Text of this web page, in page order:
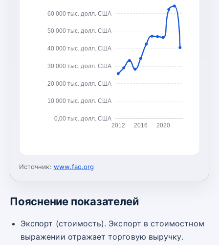
0,00 тыс. долл. США
10 000 тыс. долл. США
20 000 тыс. долл. США
30 000 тыс. долл. США
40 000 тыс. долл. США
50 000 тыс. долл. США
60 000 тыс. долл. США
2012 2016 2020
Источник: www.fao.org
Пояснение показателей
Экспорт (стоимость). Экспорт в стоимостном
выражении отражает торговую выручку.